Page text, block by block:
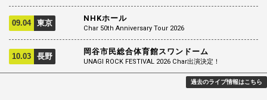
09.04 東京 NHKホール
Char 50th Anniversary Tour 2026
10.03 長野 岡谷市民総合体育館スワンドーム
UNAGI ROCK FESTIVAL 2026 Char出演決定！
過去のライブ情報はこちら